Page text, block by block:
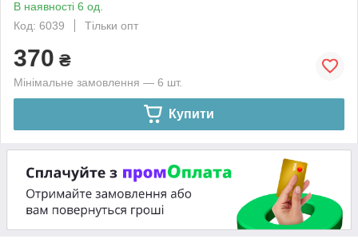
В наявності 6 од.
Код: 6039
Тільки опт
370 ₴
Мінімальне замовлення — 6 шт.
Купити